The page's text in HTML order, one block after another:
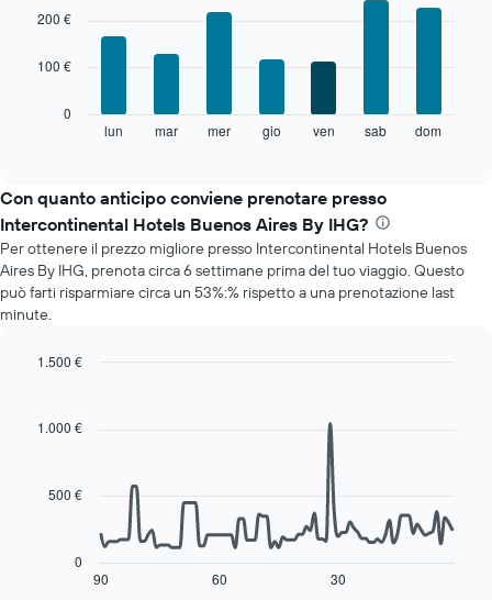
grafico
asse
Il
grafico
ha
1
asse
Y
a
di
chart
bars.
il
prezzo
medio
di
una
camera
per
giorno
asse
indicare
graphic.
lun mar mer gio ven sab dom
0
100 €
200 €
Con quanto anticipo conviene prenotare presso
Intercontinental Hotels Buenos Aires By IHG?
Per ottenere il prezzo migliore presso Intercontinental Hotels Buenos
Aires By IHG, prenota circa 6 settimane prima del tuo viaggio. Questo
può farti risparmiare circa un 53%:% rispetto a una prenotazione last
minute.
with
90
grafico
90 60 30
0
500 €
1.000 €
1.500 €